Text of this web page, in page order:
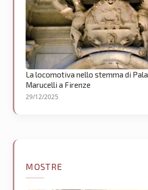
La locomotiva nello stemma di
Marucelli a Firenze
29/12/2025
MOSTRE